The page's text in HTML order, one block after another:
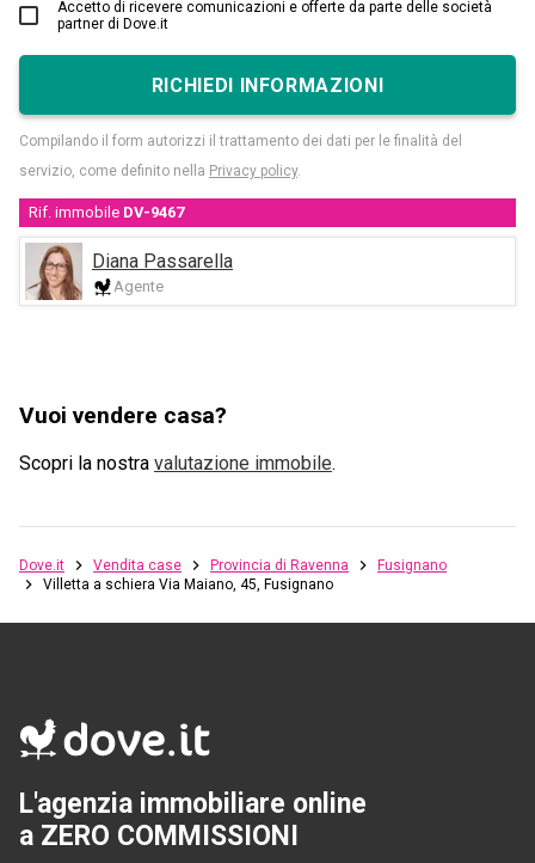
Accetto di ricevere comunicazioni e offerte da parte delle società
partner di Dove.it
RICHIEDI INFORMAZIONI
Compilando il form autorizzi il trattamento dei dati per le finalità del
servizio, come definito nella Privacy policy.
Rif. immobile DV-9467
Diana Passarella
Agente
Vuoi vendere casa?
Scopri la nostra valutazione immobile.
Dove.it Vendita case Provincia di Ravenna
Fusignano
Villetta a schiera Via Maiano, 45, Fusignano
L'agenzia immobiliare online
a ZERO COMMISSIONI